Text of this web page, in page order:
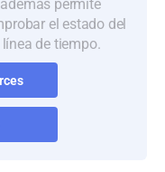
el estado del
de tiempo.